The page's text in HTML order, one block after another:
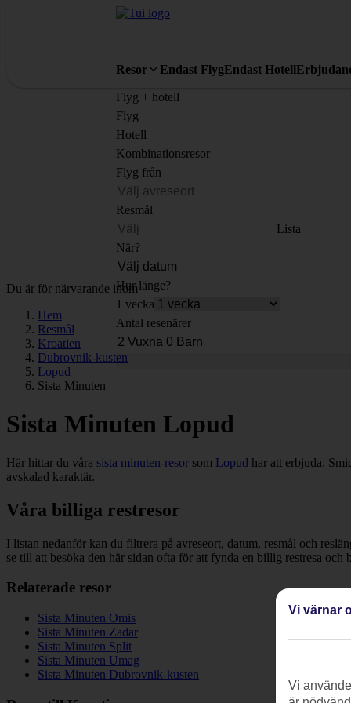
Resor Endast FlygEndast Hotell
Flyg + hotell
Flyg
Hotell
Kombinationsresor
Flyg från
Resmål
Lista
När?
Hur länge?
1 vecka
Antal resenärer
Du är för närvarande inom
Hem
Resmål
Kroatien
Dubrovnik-kusten
Lopud
Sista Minuten
Sista Minuten Lopud
Här hittar du våra sista minuten-resor som Lopud har att erbjuda.
avskalad karaktär.
Våra billiga restresor
I listan nedanför kan du filtrera på avreseort, datum, resmål och
se till att besöka den här sidan ofta för att fynda en billig restresa och
Relaterade resor
Sista Minuten Omis
Sista Minuten Zadar
Sista Minuten Split
Sista Minuten Umag
Sista Minuten Dubrovnik-kusten
Vi värnar
Vi